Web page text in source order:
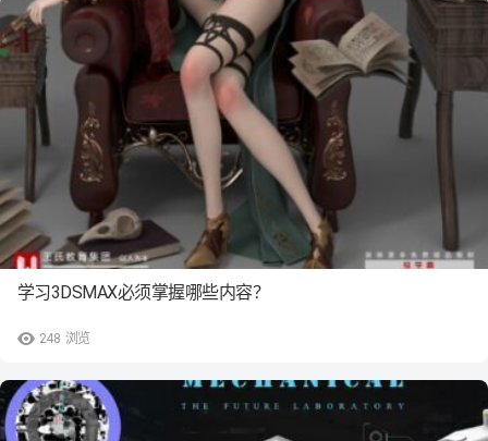
248 浏览
学习3DSMAX必须掌握哪些内容？